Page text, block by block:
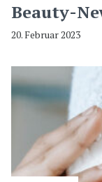
Beauty-
20. Februar 2023